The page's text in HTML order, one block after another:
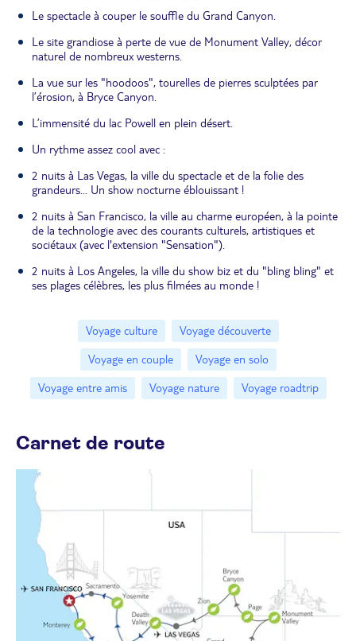
Le spectacle à couper le souffle du Grand Canyon.
Le site grandiose à perte de vue de Monument Valley, décor
naturel de nombreux westerns.
La vue sur les "hoodoos", tourelles de pierres sculptées par
l’érosion, à Bryce Canyon.
L’immensité du lac Powell en plein désert.
Un rythme assez cool avec :
2 nuits à Las Vegas, la ville du spectacle et de la folie des
grandeurs... Un show nocturne éblouissant !
2 nuits à San Francisco, la ville au charme européen, à la pointe
de la technologie avec des courants culturels, artistiques et
sociétaux (avec l'extension "Sensation").
2 nuits à Los Angeles, la ville du show biz et du "bling bling" et
ses plages célèbres, les plus filmées au monde !
Voyage culture
Voyage découverte
Voyage en couple
Voyage en solo
Voyage entre amis
Voyage nature Voyage roadtrip
Carnet de route